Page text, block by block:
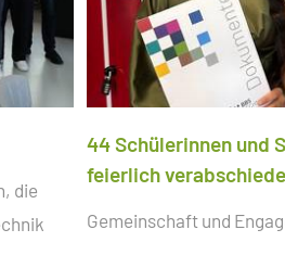
die
44 Schülerinnen und
feierlich
Gemeinschaft und